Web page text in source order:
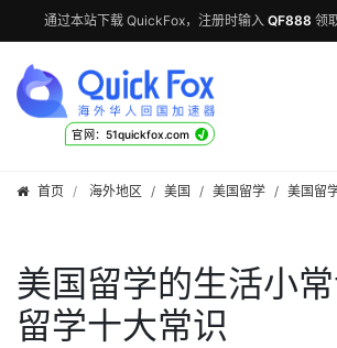
通过本站下载 QuickFox，注册时输入 QF888 领
官网：51quickfox.com √
首页 海外地区 / 美国 / 美国留学 / 美国留
美国留学的生活小
留学十大常识